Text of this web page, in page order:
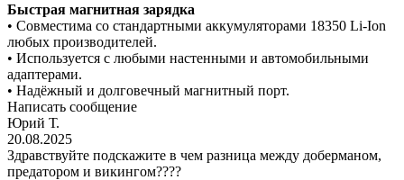
Быстрая магнитная зарядка
• Совместима со стандартными аккумуляторами 18350 Li-Ion
любых производителей.
• Используется с любыми настенными и автомобильными
адаптерами.
• Надёжный и долговечный магнитный порт.
Написать сообщение
Юрий Т.
20.08.2025
Здравствуйте подскажите в чем разница между доберманом,
предатором и викингом????